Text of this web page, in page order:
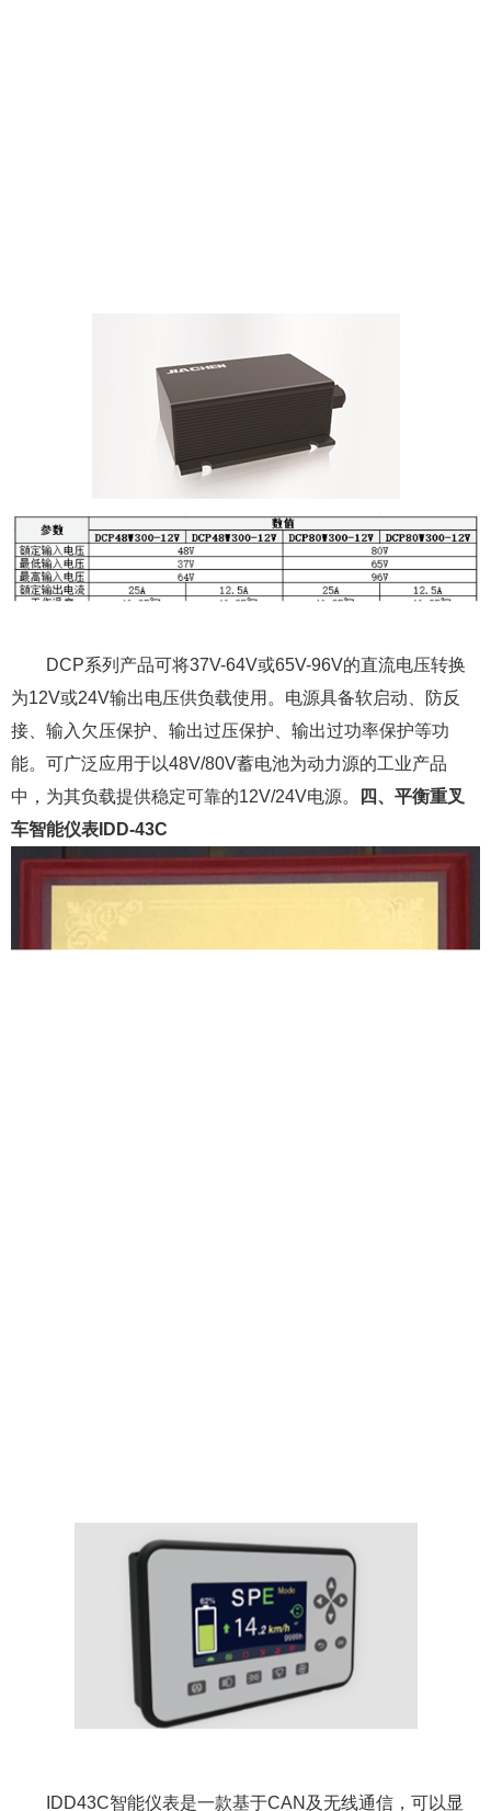
DCP系列产品可将37V-64V或65V-96V的直流电压转换
为12V或24V输出电压供负载使用。电源具备软启动、防反
接、输入欠压保护、输出过压保护、输出过功率保护等功
能。可广泛应用于以48V/80V蓄电池为动力源的工业产品
中，为其负载提供稳定可靠的12V/24V电源。
四、平衡重叉
车智能仪表IDD-43C
IDD43C智能仪表是一款基于CAN及无线通信，可以显